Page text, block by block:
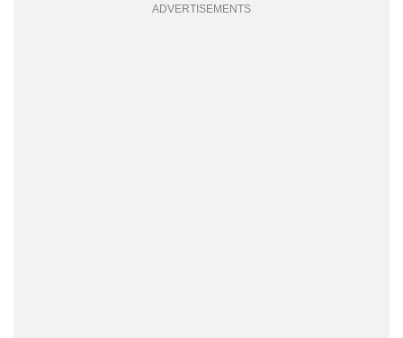
ADVERTISEMENTS